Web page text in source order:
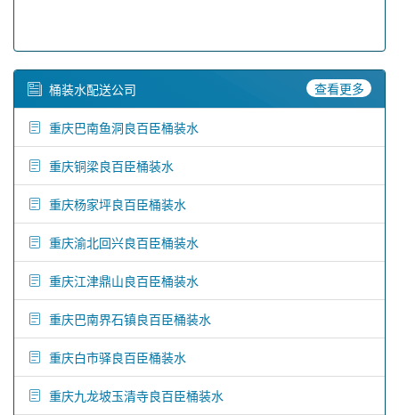
桶装水配送公司 查看更多
重庆巴南鱼洞良百臣桶装水
重庆铜梁良百臣桶装水
重庆杨家坪良百臣桶装水
重庆渝北回兴良百臣桶装水
重庆江津鼎山良百臣桶装水
重庆巴南界石镇良百臣桶装水
重庆白市驿良百臣桶装水
重庆九龙坡玉清寺良百臣桶装水